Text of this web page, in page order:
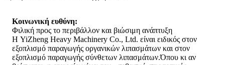
Κοινωνική ευθύνη:
Φιλική προς το περιβάλλον και βιώσιμη ανάπτυξη
Η YiZheng Heavy Machinery Co., Ltd. είναι ειδικός στον
εξοπλισμό παραγωγής οργανικών λιπασμάτων και στον
εξοπλισμό παραγωγής σύνθετων λιπασμάτων.Όπου κι αν